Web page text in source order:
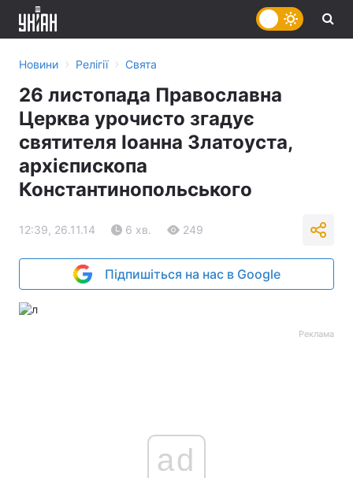
Новини › Релігії › Свята
26 листопада Православна
Церква урочисто згадує
святителя Іоанна Златоуста,
архієпископа
Константинопольського
12:39, 26.11.14 6 хв. 249
Підпишіться на нас в Google
Реклама
ad